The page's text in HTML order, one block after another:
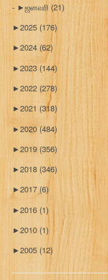
►ஜனவரி (21)
►2025 (176)
►2024 (62)
►2023 (144)
►2022 (278)
►2021 (318)
►2020(484)
►2019 (356)
►2018 (346)
►2017(6)
►2016 (1)
►2010 (1)
►2005 (12)